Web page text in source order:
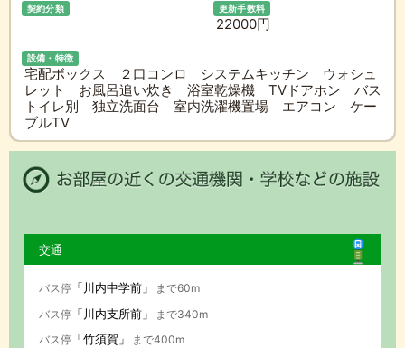
契約分類 更新手数料
22000円
設備・特徴
宅配ボックス ２口コンロ システムキッチン ウォシュ
レット お風呂追い炊き 浴室乾燥機 TVドアホン バス
トイレ別 独立洗面台 室内洗濯機置場 エアコン ケー
ブルTV
交通
バス停「川内中学前」
まで60m
バス停「川内支所前」
まで340m
バス停「竹須賀」 まで400m